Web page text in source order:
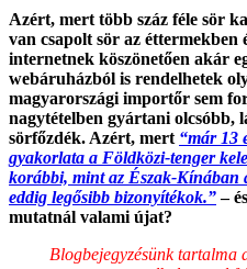
Azért, mert több száz féle sör
van csapolt sör az éttermekben
internetnek köszönetően akár
webáruházból is rendelhetek
magyarországi importőr sem
nagytételben gyártani olcsóbb,
sörfőzdék. Azért, mert “már 13
gyakorlata a Földközi-tenger
korábbi, mint az Észak-Kínában
eddig legősibb bizonyítékok.”–
mutatnál valami újat?
Blogbejegyzésünk tartalma